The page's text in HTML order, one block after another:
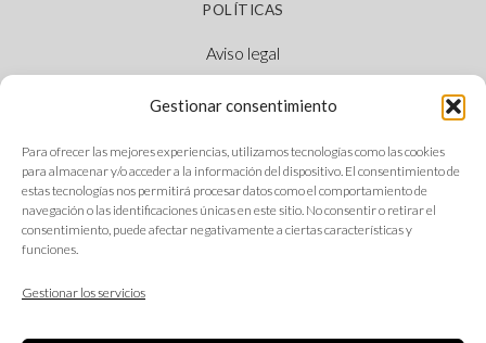
Gestionar consentimiento
Para ofrecer las mejores experiencias, utilizamos tecnologías como las cookies
para almacenar y/o acceder a la información del dispositivo. El consentimiento de
estas tecnologías nos permitirá procesar datos como el comportamiento de
navegación o las identificaciones únicas en este sitio. No consentir o retirar el
consentimiento, puede afectar negativamente a ciertas características y
funciones.
Gestionar los servicios
POLÍTICAS
Aviso legal
Canal Ético